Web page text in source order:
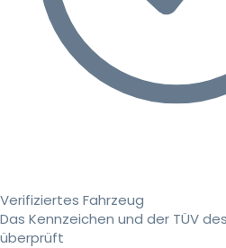
Verifiziertes Fahrzeug
Das Kennzeichen und der TÜV
überprüft